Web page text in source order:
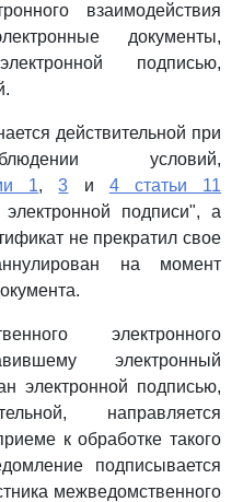
взаимодействия
документы,
подписью,
действительной при
условий,
1,3 и 4 статьи 11
подписи", а
не прекратил свое
на момент
электронного
электронный
электронной подписью,
направляется
к обработке такого
подписывается
межведомственного